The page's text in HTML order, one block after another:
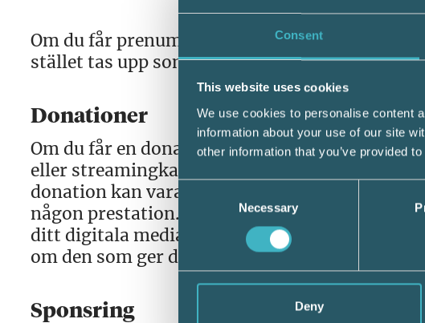
Consent
This website uses cookies
We use cookies to personalise content
information about your use of our site
other information that you’ve provided
Consent
Necessary
Deny
Om du får prenumerationsinkomster i en
stället tas upp som lön i inkomstslaget tjänst.
Donationer
Om du får en donation på grund av det du
eller streamingkanal får du den för en
donation kan vara en skattefri gåva. Men då
någon prestation. Eftersom donationen i detta
ditt digitala media ska du ta upp den som
om den som ger donationen gör det frivilligt.
Sponsring